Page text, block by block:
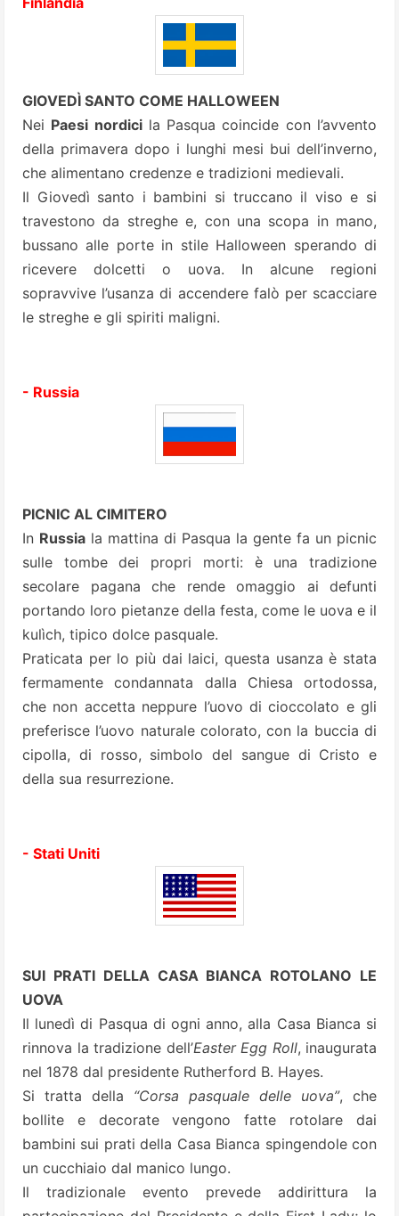
GIOVEDÌ SANTO COME HALLOWEEN
Nei Paesi nordicila Pasqua coincide con l’avvento
della primavera dopo i lunghi mesi bui dell’inverno,
che alimentano credenze e tradizioni medievali.
Il Giovedì santo i bambini si truccano il viso e si
travestono da streghe e, con una scopa in mano,
bussano alle porte in stile Halloween sperando di
ricevere dolcetti o uova. In alcune regioni
sopravvive l’usanza di accendere falò per scacciare
le streghe e gli spiriti maligni.
- Russia
PICNIC AL CIMITERO
In Russia la mattina di Pasqua la gente fa un picnic
sulle tombe dei propri morti: è una tradizione
secolare pagana che rende omaggio ai defunti
portando loro pietanze della festa, come le uova e il
kulìch, tipico dolce pasquale.
Praticata per lo più dai laici, questa usanza è stata
fermamente condannata dalla Chiesa ortodossa,
che non accetta neppure l’uovo di cioccolato e gli
preferisce l’uovo naturale colorato, con la buccia di
cipolla, di rosso, simbolo del sangue di Cristo e
della sua resurrezione.
- Stati Uniti
SUI PRATI DELLA CASA BIANCA ROTOLANO LE
UOVA
Il lunedì di Pasqua di ogni anno, alla Casa Bianca si
rinnova la tradizione dell’Easter Egg Roll, inaugurata
nel 1878 dal presidente Rutherford B. Hayes.
Si tratta della “Corsa pasquale delle uova”, che
bollite e decorate vengono fatte rotolare dai
bambini sui prati della Casa Bianca spingendole con
un cucchiaio dal manico lungo.
Il tradizionale evento prevede addirittura la